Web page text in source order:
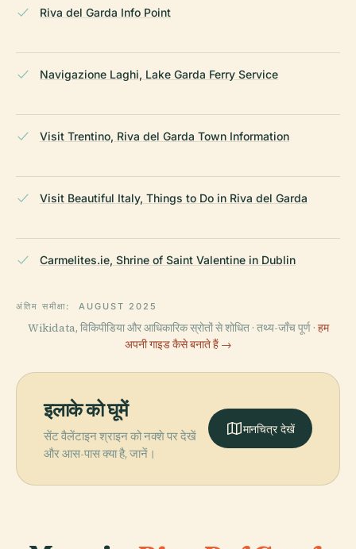
Riva del Garda Info Point
Navigazione Laghi, Lake Garda Ferry Service
Visit Trentino, Riva del Garda Town Information
Visit Beautiful Italy, Things to Do in Riva del Garda
Carmelites.ie, Shrine of Saint Valentine in Dublin
अंतिम समीक्षा: AUGUST 2025
Wikidata, विकिपीडिया और आधिकारिक स्रोतों से शोधित · तथ्य-जाँच पूर्ण · हम
अपनी गाइड कैसे बनाते हैं →
इलाके को घूमें
सेंट वैलेंटाइन श्राइन को नक्शे पर देखें
और आस-पास क्या है, जानें।
मानचित्र देखें